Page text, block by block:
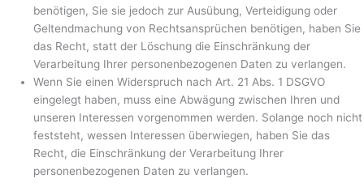
benötigen, Sie sie jedoch zur Ausübung, Verteidigung oder
Geltendmachung von Rechtsansprüchen benötigen, haben Sie
das Recht, statt der Löschung die Einschränkung der
Verarbeitung Ihrer personenbezogenen Daten zu verlangen.
Wenn Sie einen Widerspruch nach Art. 21 Abs. 1 DSGVO
eingelegt haben, muss eine Abwägung zwischen Ihren und
unseren Interessen vorgenommen werden. Solange noch nicht
feststeht, wessen Interessen überwiegen, haben Sie das
Recht, die Einschränkung der Verarbeitung Ihrer
personenbezogenen Daten zu verlangen.